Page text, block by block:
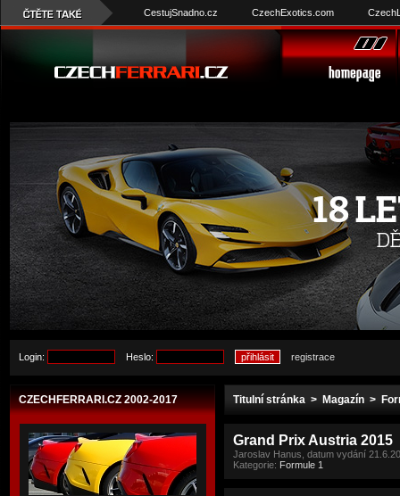
CestujSnadno.cz CzechExotics.com
Login: Heslo: registrace
CZECHFERRARI.CZ 2002-2017 Titulní stránka > Magazín >
Grand Prix Austria 2015
Jaroslav Hanus, datum vydání
Kategorie: Formule 1